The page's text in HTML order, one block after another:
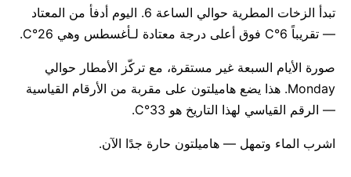
تبدأ الزخات المطرية حوالي الساعة 6. اليوم أدفأ من المعتاد
— تقريباً 6°C فوق أعلى درجة معتادة لـأغسطس وهي 26°C.
صورة الأيام السبعة غير مستقرة، مع تركّز الأمطار حوالي
Monday. هذا يضع هاميلتون على مقربة من الأرقام القياسية
— الرقم القياسي لهذا التاريخ هو 33°C.
اشرب الماء وتمهل — هاميلتون حارة جدًا الآن.